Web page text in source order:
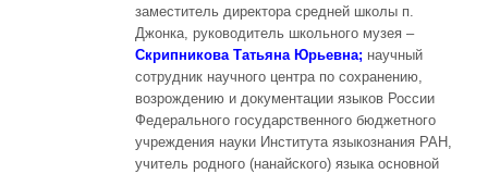
заместитель директора средней школы п.
Джонка, руководитель школьного музея –
Скрипникова Татьяна Юрьевна; научный
сотрудник научного центра по сохранению,
возрождению и документации языков России
Федерального государственного бюджетного
учреждения науки Института языкознания РАН,
учитель родного (нанайского) языка основной